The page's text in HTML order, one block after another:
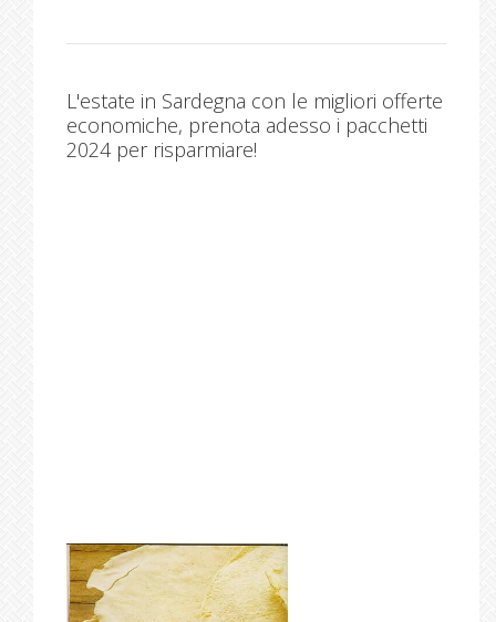
L'estate in Sardegna con le migliori offerte
economiche, prenota adesso i pacchetti
2024 per risparmiare!